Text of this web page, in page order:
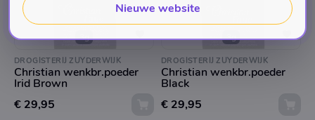
3g
DROGISTERIJ ZUYDERWIJK
Christian wenkbr.poeder
Irid Brown
€ 29,95
3g
DROGISTERIJ ZUYDERWIJK
Christian wenkbr.poeder
Black
€ 29,95
Nieuwe website